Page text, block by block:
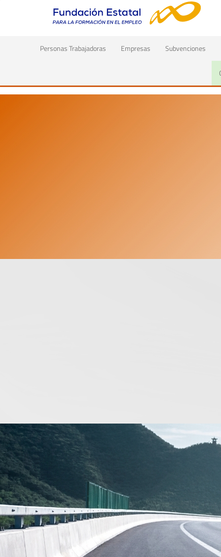
Personas Trabajadoras (current)Empresas Subvenciones
Fundación Estatal para la Formación en el Empleo